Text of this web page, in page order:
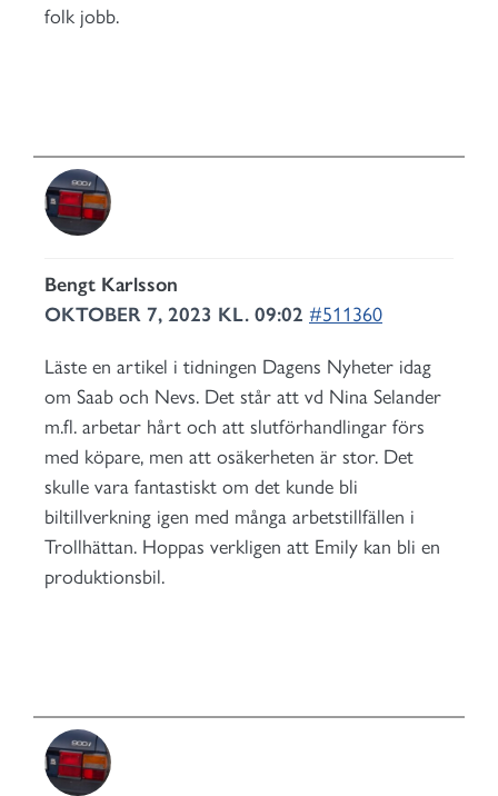
folk jobb.
Bengt Karlsson
OKTOBER 7, 2023 KL. 09:02 #511360
Läste en artikel i tidningen Dagens Nyheter idag
om Saab och Nevs. Det står att vd Nina Selander
m.fl. arbetar hårt och att slutförhandlingar förs
med köpare, men att osäkerheten är stor. Det
skulle vara fantastiskt om det kunde bli
biltillverkning igen med många arbetstillfällen i
Trollhättan. Hoppas verkligen att Emily kan bli en
produktionsbil.